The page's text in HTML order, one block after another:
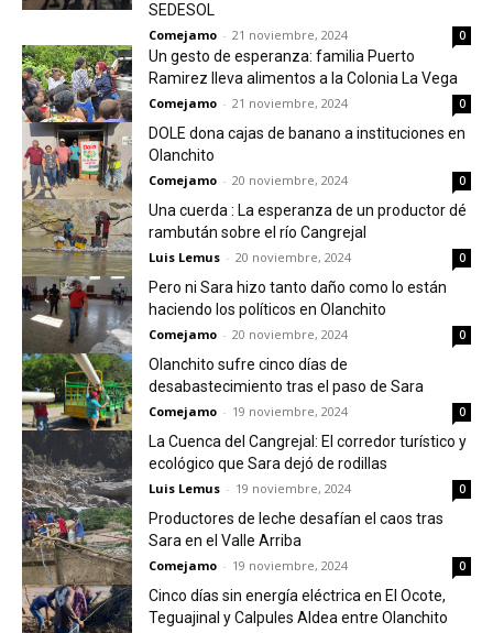
SEDESOL
Comejamo - 21 noviembre, 2024 0
Un gesto de esperanza: familia Puerto
Ramirez lleva alimentos a la Colonia La Vega
Comejamo - 21 noviembre, 2024 0
DOLE dona cajas de banano a instituciones en
Olanchito
Comejamo - 20 noviembre, 2024 0
Una cuerda : La esperanza de un productor dé
rambután sobre el río Cangrejal
Luis Lemus - 20 noviembre, 2024 0
Pero ni Sara hizo tanto daño como lo están
haciendo los políticos en Olanchito
Comejamo - 20 noviembre, 2024 0
Olanchito sufre cinco días de
desabastecimiento tras el paso de Sara
Comejamo - 19 noviembre, 2024 0
La Cuenca del Cangrejal: El corredor turístico y
ecológico que Sara dejó de rodillas
Luis Lemus - 19 noviembre, 2024 0
Productores de leche desafían el caos tras
Sara en el Valle Arriba
Comejamo - 19 noviembre, 2024 0
Cinco días sin energía eléctrica en El Ocote,
Teguajinal y Calpules Aldea entre Olanchito